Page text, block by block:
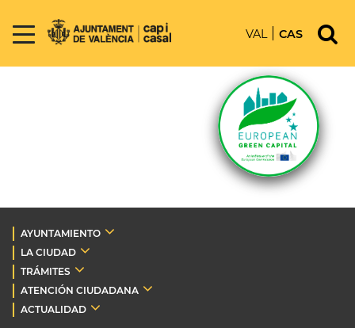
VAL CAS
AYUNTAMIENTO
LA CIUDAD
TRÁMITES
ATENCIÓN CIUDADANA
ACTUALIDAD